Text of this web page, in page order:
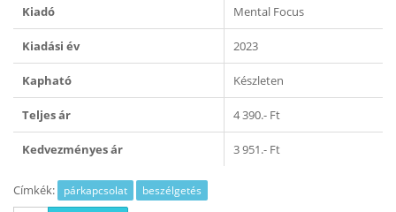
Kiadó Mental Focus
Kiadási év 2023
Kapható Készleten
Teljes ár 4 390.- Ft
Kedvezményes ár 3 951.- Ft
Címkék: párkapcsolat beszélgetés